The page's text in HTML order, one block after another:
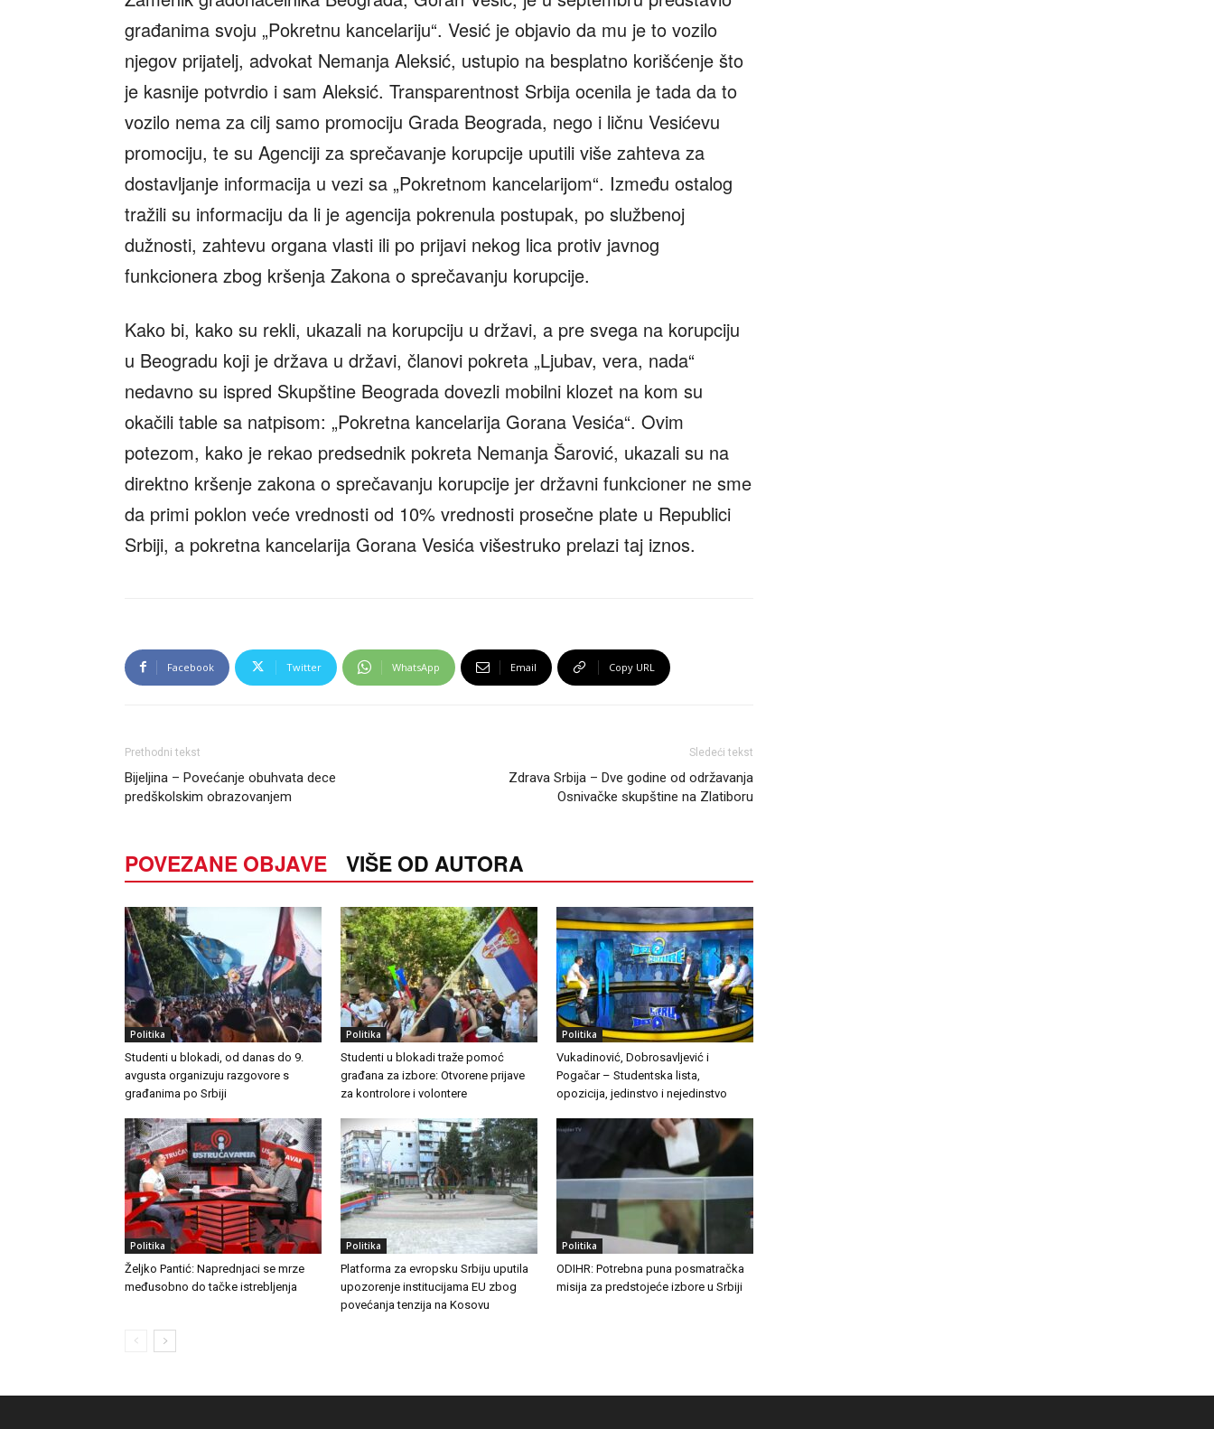
građanima svoju „Pokretnu kancelariju“. Vesić je objavio da mu je to vozilo
njegov prijatelj, advokat Nemanja Aleksić, ustupio na besplatno korišćenje što
je kasnije potvrdio i sam Aleksić. Transparentnost Srbija ocenila je tada da to
vozilo nema za cilj samo promociju Grada Beograda, nego i ličnu Vesićevu
promociju, te su Agenciji za sprečavanje korupcije uputili više zahteva za
dostavljanje informacija u vezi sa „Pokretnom kancelarijom“. Između ostalog
tražili su informaciju da li je agencija pokrenula postupak, po službenoj
dužnosti, zahtevu organa vlasti ili po prijavi nekog lica protiv javnog
funkcionera zbog kršenja Zakona o sprečavanju korupcije.
Kako bi, kako su rekli, ukazali na korupciju u državi, a pre svega na korupciju
u Beogradu koji je država u državi, članovi pokreta „Ljubav, vera, nada“
nedavno su ispred Skupštine Beograda dovezli mobilni klozet na kom su
okačili table sa natpisom: „Pokretna kancelarija Gorana Vesića“. Ovim
potezom, kako je rekao predsednik pokreta Nemanja Šarović, ukazali su na
direktno kršenje zakona o sprečavanju korupcije jer državni funkcioner ne sme
da primi poklon veće vrednosti od 10% vrednosti prosečne plate u Republici
Srbiji, a pokretna kancelarija Gorana Vesića višestruko prelazi taj iznos.
Facebook Twitter WhatsApp Email Copy URL
Prethodni tekst
Bijeljina – Povećanje obuhvata dece
predškolskim obrazovanjem
Sledeći tekst
Zdrava Srbija – Dve godine od održavanja
Osnivačke skupštine na Zlatiboru
POVEZANE OBJAVE VIŠE OD AUTORA
Politika
Studenti u blokadi, od danas do 9.
avgusta organizuju razgovore s
građanima po Srbiji
Politika
Studenti u blokadi traže pomoć
građana za izbore: Otvorene prijave
za kontrolore i volontere
Politika
Vukadinović, Dobrosavljević i
Pogačar – Studentska lista,
opozicija, jedinstvo i nejedinstvo
Politika
Željko Pantić: Naprednjaci se mrze
međusobno do tačke istrebljenja
Politika
Platforma za evropsku Srbiju uputila
upozorenje institucijama EU zbog
povećanja tenzija na Kosovu
Politika
ODIHR: Potrebna puna posmatračka
misija za predstojeće izbore u Srbiji